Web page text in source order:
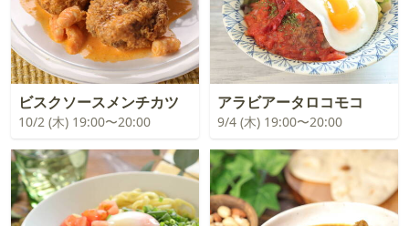
ビスクソースメンチカツ
10/2 (木) 19:00〜20:00
アラビアータロコモコ
9/4 (木) 19:00〜20:00